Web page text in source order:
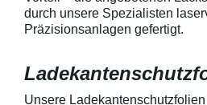
geeignet zum Schutz von
Fahrzeugkarosserien
mechanische Einwirkung am
Fahrzeugkarosserien und
mechanische Einwirkung
entwickeltStärke der Folie
durch unsere Spezialisten
Präzisionsanlagen gefertigt.
Unsere Ladekantenschutzfolien |